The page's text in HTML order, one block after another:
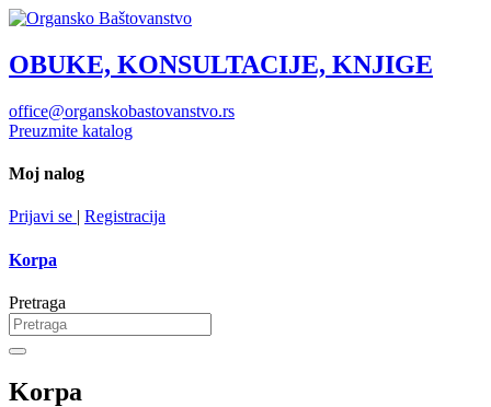
OBUKE, KONSULTACIJE, KNJIGE
office@organskobastovanstvo.rs
Preuzmite katalog
Moj nalog
Prijavi se | Registracija
Korpa
Pretraga
Korpa